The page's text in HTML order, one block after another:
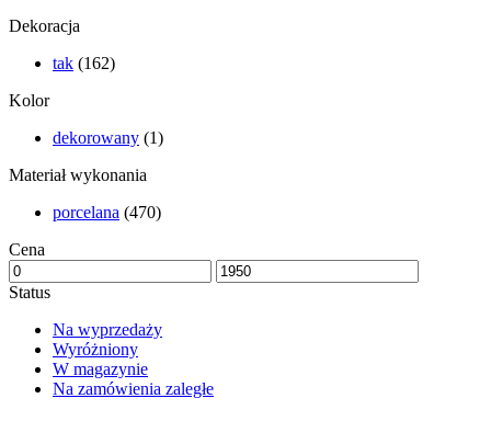
Dekoracja
tak (162)
Kolor
dekorowany (1)
Materiał wykonania
porcelana (470)
Cena
Status
Na wyprzedaży
Wyróżniony
W magazynie
Na zamówienia zaległe